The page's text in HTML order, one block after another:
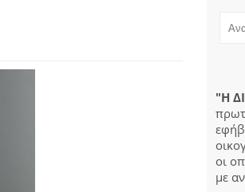
"Η
οι
με